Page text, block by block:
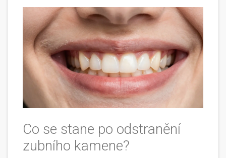
Co se stane po odstranění
zubního kamene?